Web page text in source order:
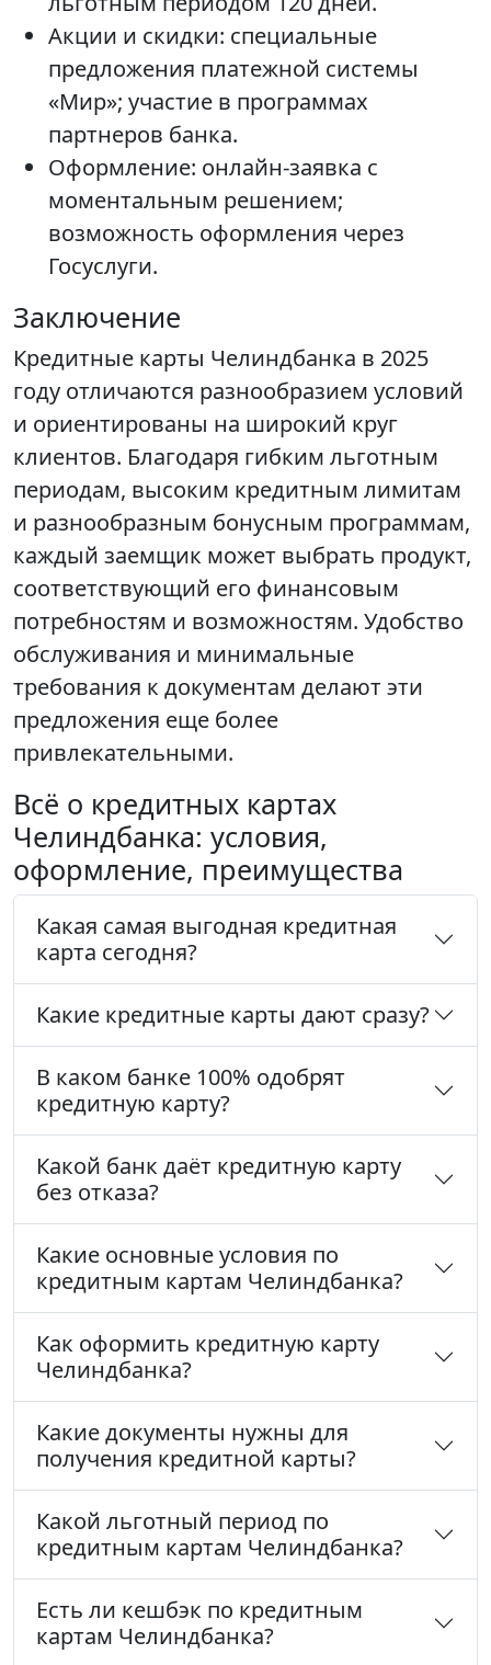
Акции и скидки: специальные
предложения платежной системы
«Мир»; участие в программах
партнеров банка.
Оформление: онлайн-заявка с
моментальным решением;
возможность оформления через
Госуслуги.
Заключение
Кредитные карты Челиндбанка в 2025
году отличаются разнообразием условий
и ориентированы на широкий круг
клиентов. Благодаря гибким льготным
периодам, высоким кредитным лимитам
и разнообразным бонусным программам,
каждый заемщик может выбрать продукт,
соответствующий его финансовым
потребностям и возможностям. Удобство
обслуживания и минимальные
требования к документам делают эти
предложения еще более
привлекательными.
Всё о кредитных картах
Челиндбанка: условия,
оформление, преимущества
Какая самая выгодная кредитная
карта сегодня?
Какие кредитные карты дают сразу?
В каком банке 100% одобрят
кредитную карту?
Какой банк даёт кредитную карту
без отказа?
Какие основные условия по
кредитным картам Челиндбанка?
Как оформить кредитную карту
Челиндбанка?
Какие документы нужны для
получения кредитной карты?
Какой льготный период по
кредитным картам Челиндбанка?
Есть ли кешбэк по кредитным
картам Челиндбанка?